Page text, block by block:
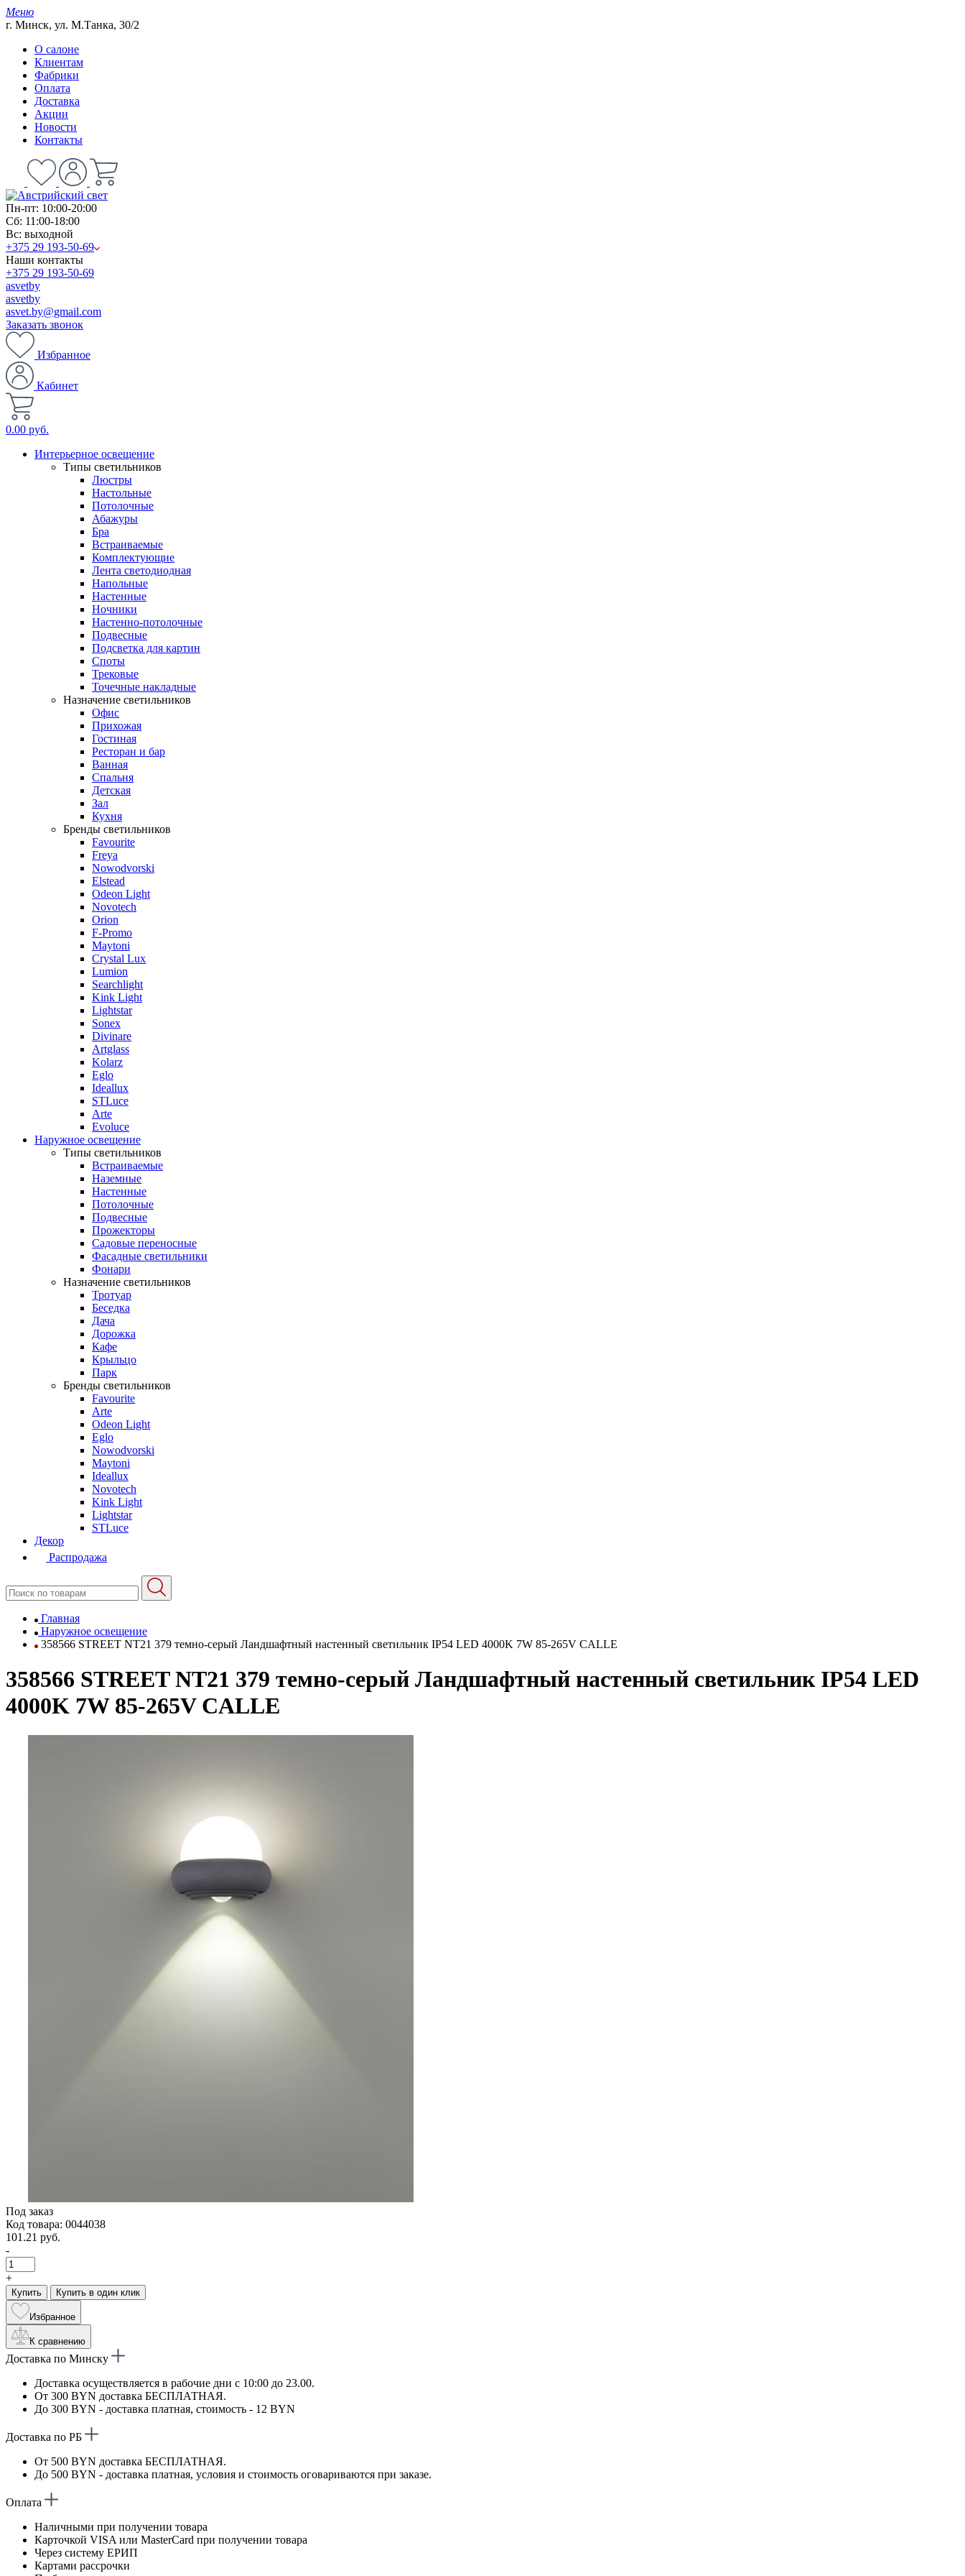
Меню
г. Минск, ул. М.Танка, 30/2
О салоне
Клиентам
Фабрики
Оплата
Доставка
Акции
Новости
Контакты
Пн-пт: 10:00-20:00
Сб: 11:00-18:00
Вс: выходной
+375 29 193-50-69
Наши контакты
+375 29 193-50-69
asvetby
asvetby
asvet.by@gmail.com
Заказать звонок
Избранное
Кабинет
0.00 руб.
Интерьерное освещение
Типы светильников
Люстры
Настольные
Потолочные
Абажуры
Бра
Встраиваемые
Комплектующие
Лента светодиодная
Напольные
Настенные
Ночники
Настенно-потолочные
Подвесные
Подсветка для картин
Споты
Трековые
Точечные накладные
Назначение светильников
Офис
Прихожая
Гостиная
Ресторан и бар
Ванная
Спальня
Детская
Зал
Кухня
Бренды светильников
Favourite
Freya
Nowodvorski
Elstead
Odeon Light
Novotech
Orion
F-Promo
Maytoni
Crystal Lux
Lumion
Searchlight
Kink Light
Lightstar
Sonex
Divinare
Artglass
Kolarz
Eglo
Ideallux
STLuce
Arte
Evoluce
Наружное освещение
Типы светильников
Встраиваемые
Наземные
Настенные
Потолочные
Подвесные
Прожекторы
Садовые переносные
Фасадные светильники
Фонари
Назначение светильников
Тротуар
Беседка
Дача
Дорожка
Кафе
Крыльцо
Парк
Бренды светильников
Favourite
Arte
Odeon Light
Eglo
Nowodvorski
Maytoni
Ideallux
Novotech
Kink Light
Lightstar
STLuce
Декор
Распродажа
Главная
Наружное освещение
358566 STREET NT21 379 темно-серый Ландшафтный настенный светильник IP54 LED 4000K 7W 85-265V CALLE
358566 STREET NT21 379 темно-серый Ландшафтный настенный светильник IP54 LED
4000K 7W 85-265V CALLE
Под заказ
Код товара: 0044038
101.21 руб.
-
+
Купить Купить в один клик
Избранное
К сравнению
Доставка по Минску
Доставка осуществляется в рабочие дни с 10:00 до 23.00.
От 300 BYN доставка БЕСПЛАТНАЯ.
До 300 BYN - доставка платная, стоимость - 12 BYN
Доставка по РБ
От 500 BYN доставка БЕСПЛАТНАЯ.
До 500 BYN - доставка платная, условия и стоимость оговариваются при заказе.
Оплата
Наличными при получении товара
Карточкой VISA или MasterCard при получении товара
Через систему ЕРИП
Картами рассрочки